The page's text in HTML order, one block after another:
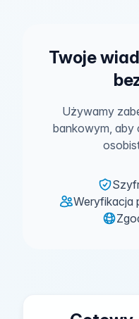
Twoje
Używamy
bankowym, aby
Weryfikacja